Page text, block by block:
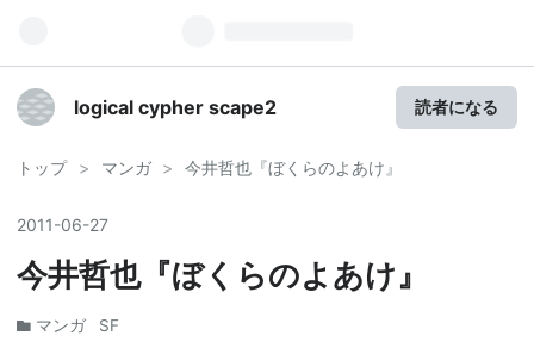
logical cypher scape2 読者になる
トップ > マンガ > 今井哲也『ぼくらのよあけ』
2011-06-27
今井哲也『ぼくらのよあけ』
マンガ SF